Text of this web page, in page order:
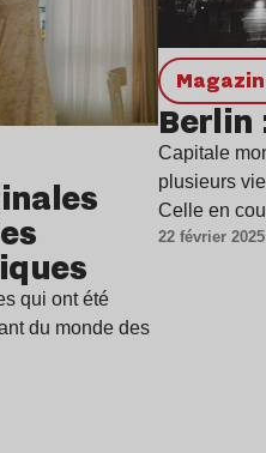
qui ont été
du monde des
Berlin
Capitale
plusieurs
Celle en
22 février 2025